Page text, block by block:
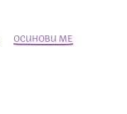
ОСИНОВИ МЕ